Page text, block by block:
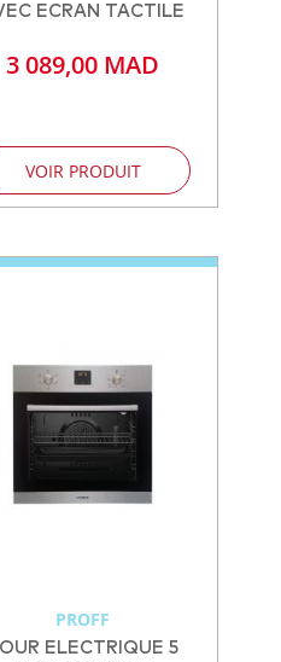
ECRAN TACTILE
3 089,00 MAD
VOIR PRODUIT
PROFF
ELECTRIQUE 5